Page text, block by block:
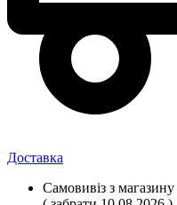
Доставка
Самовивіз з магазину